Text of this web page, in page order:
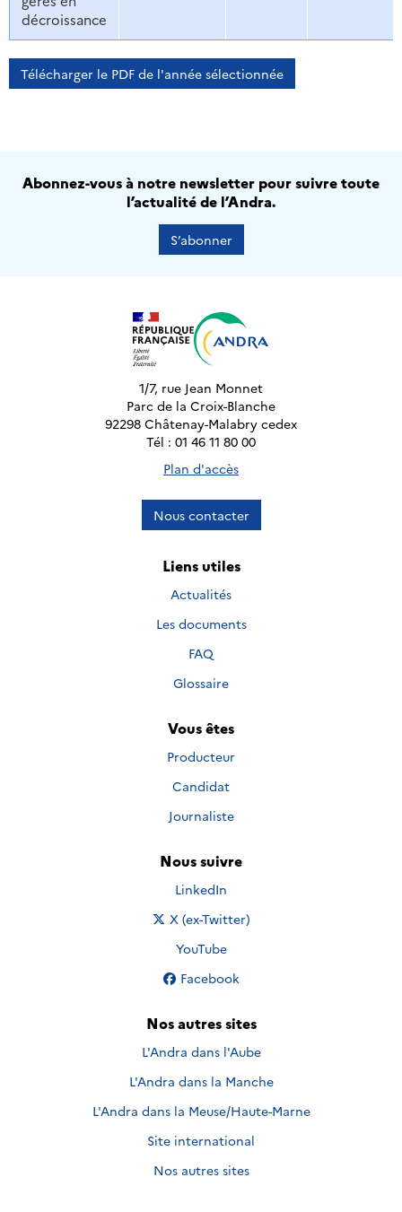
décroissance
Télécharger le PDF de l'année sélectionnée
Abonnez-vous à notre newsletter pour suivre toute
l’actualité de l’Andra.
S’abonner
1/7, rue Jean Monnet
Parc de la Croix-Blanche
92298 Châtenay-Malabry cedex
Tél : 01 46 11 80 00
Plan d'accès
Nous contacter
Liens utiles
Actualités
Les documents
FAQ
Glossaire
Vous êtes
Producteur
Candidat
Journaliste
Nous suivre
Nous suivre sur
LinkedIn
Nous suivre sur
X (ex-Twitter)
Nous suivre sur
YouTube
Nous suivre sur
Facebook
Nos autres sites
L'Andra dans l'Aube
L'Andra dans la Manche
L'Andra dans la Meuse/Haute-Marne
Site international
Nos autres sites